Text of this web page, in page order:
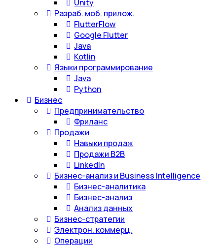
Unity
Разраб. моб. прилож.
FlutterFlow
Google Flutter
Java
Kotlin
Языки программирование
Java
Python
Бизнес
Предпринимательство
Фриланс
Продажи
Навыки продаж
Продажи B2B
LinkedIn
Бизнес-анализ и Business Intelligence
Бизнес-аналитика
Бизнес-анализ
Анализ данных
Бизнес-стратегии
Электрон. коммерц.
Операции